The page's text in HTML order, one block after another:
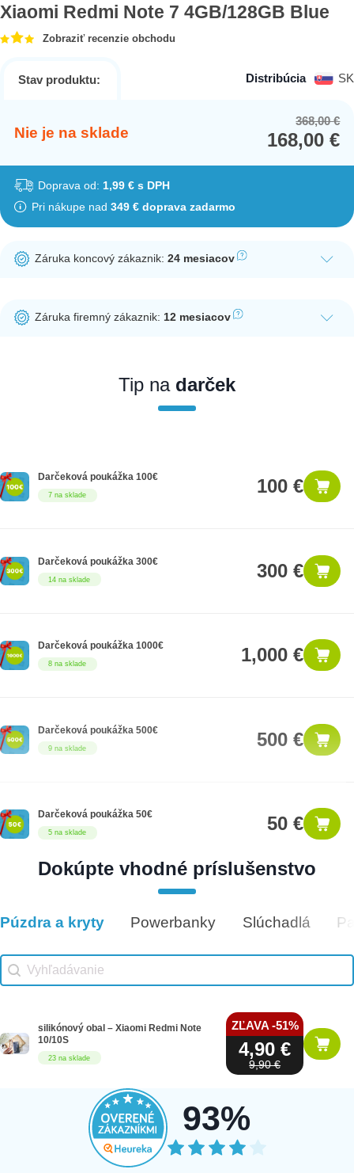
Xiaomi Redmi Note 7 4GB/128GB Blue
Zobraziť recenzie obchodu
Stav produktu: Distribúcia SK
Nie je na sklade
368,00€
168,00€
Doprava od: 1,99 € s DPH
Pri nákupe nad 349 € doprava zadarmo
Záruka koncový zákaznik:24 mesiacov
potrebná registrácia zákazníckeho účtu.
Záruka firemný zákaznik:12 mesiacov
nakupovať ako firemný zákazník, musíte sa pred nákupom
registrovať. Registrácia podlieha overeniu.
Tip nadarček
7 na sklade
Darčeková poukážka 100€ 100 €
14 na sklade
Darčeková poukážka 300€ 300 €
8 na sklade
Darčeková poukážka 1000€ 1,000 €
9 na sklade
Darčeková poukážka 500€ 500 €
5 na sklade
Darčeková poukážka 50€ 50 €
12 na sklade
Dokúpte vhodné príslušenstvo
Vhodné príslušenstvo
Púzdra a kryty Powerbanky Slúchadlá
Vhodné príslušenstvo search
Search content
23 na sklade
silikónový obal – Xiaomi Redmi Note
10/10S
ZĽAVA -51%
4,90 €
9,90 €
93%